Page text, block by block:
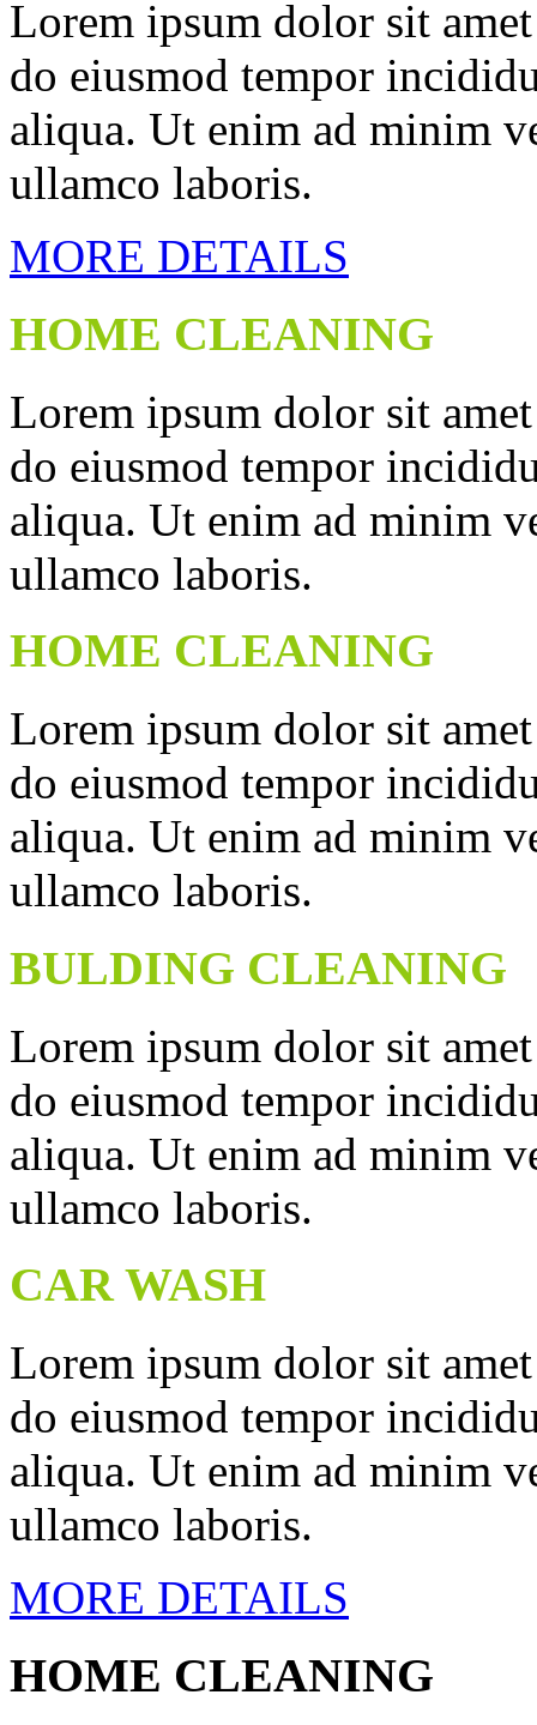
Lorem ipsum dolor sit
do eiusmod tempor
aliqua. Ut enim ad minim
ullamco laboris.
MORE DETAILS
HOME CLEANING
Lorem ipsum dolor sit
do eiusmod tempor
aliqua. Ut enim ad minim
ullamco laboris.
HOME CLEANING
Lorem ipsum dolor sit
do eiusmod tempor
aliqua. Ut enim ad minim
ullamco laboris.
BULDING CLEANING
Lorem ipsum dolor sit
do eiusmod tempor
aliqua. Ut enim ad minim
ullamco laboris.
CAR WASH
Lorem ipsum dolor sit
do eiusmod tempor
aliqua. Ut enim ad minim
ullamco laboris.
MORE DETAILS
HOME CLEANING